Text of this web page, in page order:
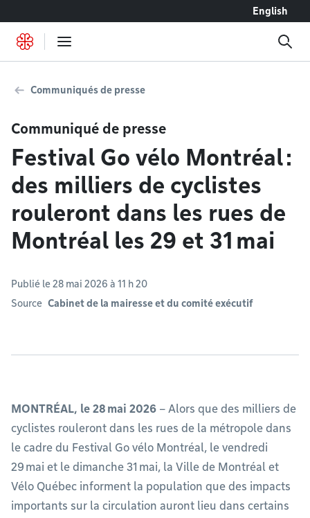
English
Communiqués de presse
Communiqué de presse
Festival Go vélo Montréal :
des milliers de cyclistes
rouleront dans les rues de
Montréal les 29 et 31 mai
Publié le 28 mai 2026 à 11 h 20
Source Cabinet de la mairesse et du comité exécutif
MONTRÉAL, le 28 mai 2026 – Alors que des milliers de
cyclistes rouleront dans les rues de la métropole dans
le cadre du Festival Go vélo Montréal, le vendredi
29 mai et le dimanche 31 mai, la Ville de Montréal et
Vélo Québec informent la population que des impacts
importants sur la circulation auront lieu dans certains